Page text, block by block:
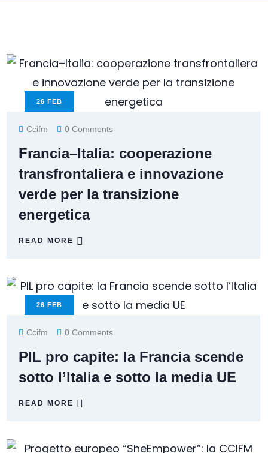
26 FEB
Ccifm 0 Comments
Francia–Italia: cooperazione
transfrontaliera e innovazione
verde per la transizione
energetica
READ MORE
26 FEB
Ccifm 0 Comments
PIL pro capite: la Francia scende
sotto l’Italia e sotto la media UE
READ MORE